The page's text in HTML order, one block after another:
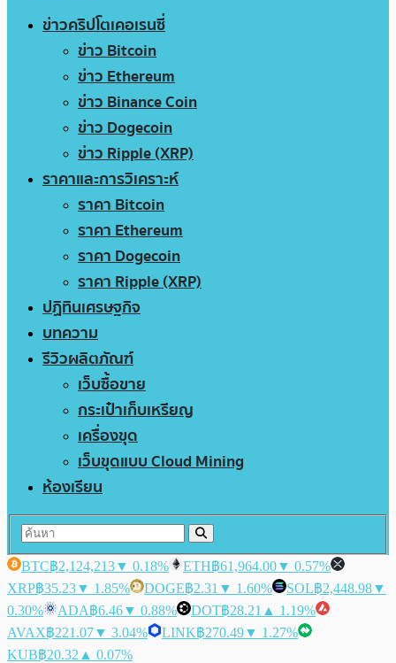
ข่าวคริปโตเคอเรนซี่
ข่าว Bitcoin
ข่าว Ethereum
ข่าว Binance Coin
ข่าว Dogecoin
ข่าว Ripple (XRP)
ราคาและการวิเคราะห์
ราคา Bitcoin
ราคา Ethereum
ราคา Dogecoin
ราคา Ripple (XRP)
ปฏิทินเศรษฐกิจ
บทความ
รีวิวผลิตภัณฑ์
เว็บซื้อขาย
กระเป๋าเก็บเหรียญ
เครื่องขุด
เว็บขุดแบบ Cloud Mining
ห้องเรียน
BTC฿2,124,213▼ 0.18% ETH฿61,964.00▼ 0.57%
XRP฿35.23▼ 1.85% DOGE฿2.31 ▼ 1.60% SOL฿2,448.98▼
0.30%
ADA฿6.46▼ 0.88% DOT฿28.21 ▲ 1.19%
AVAX฿221.07▼ 3.04% LINK฿270.49▼ 1.27%
KUB฿20.32 ▲ 0.07%